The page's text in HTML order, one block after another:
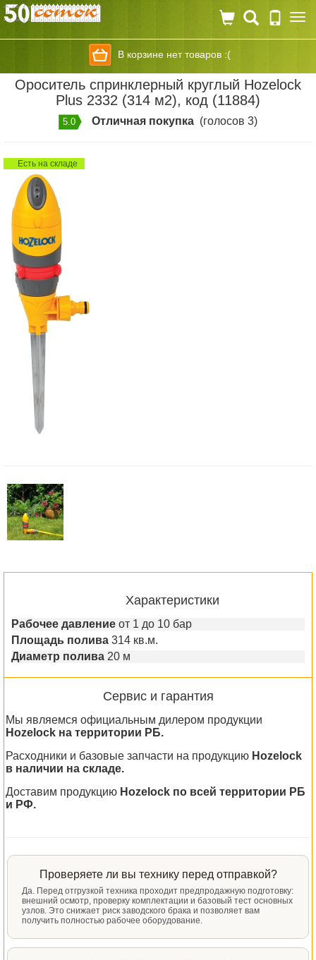
В корзине нет товаров :(
Ороситель спринклерный круглый Hozelock
Plus 2332 (314 м2), код (11884)
5.0 Отличная покупка (голосов 3)
Есть на складе
Характеристики
Рабочее давление от 1 до 10 бар
Площадь полива 314 кв.м.
Диаметр полива 20 м
Сервис и гарантия
Мы являемся официальным дилером продукции
Hozelock на территории РБ.
Расходники и базовые запчасти на продукцию Hozelock
в наличии на складе.
Доставим продукцию Hozelock по всей территории РБ
и РФ.
Проверяете ли вы технику перед отправкой?
Да. Перед отгрузкой техника проходит предпродажную подготовку:
внешний осмотр, проверку комплектации и базовый тест основных
узлов. Это снижает риск заводского брака и позволяет вам
получить полностью рабочее оборудование.